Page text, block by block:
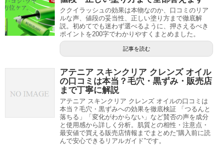
ククイラッシュの効果は本物なのか、口コミのリア
ルな声、値段の妥当性、正しい塗り方まで徹底解
説。初めてでも迷わず選べるように、押さえるべき
ポイントを200字でわかりやすくまとめました。
記事を読む
アテニア スキンクリア クレンズ オイル
の口コミは本当？毛穴・黒ずみ・販売店
まで丁寧に解説
アテニア スキンクリア クレンズ オイルの口コミは
本当？毛穴・黒ずみへの効果を徹底検証 「つるんと
落ちる」「変化がわからない」など賛否の声を成分
と使用感から詳しく分析。肌質との相性・注意点・
最安値で買える販売店情報までまとめた“購入前に読
んで安心できるリアルガイド”です。